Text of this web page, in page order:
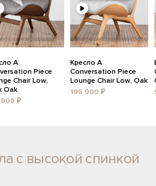
A
Piece
Chair Low,
Oak
900 ₽
Кресло A
Conversation Piece
Lounge Chair Low, Oak
196 900 ₽
с высокой спинкой